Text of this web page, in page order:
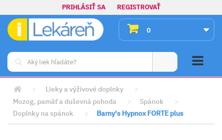
PRIHLÁSIŤ SA REGISTROVAŤ
0
> Lieky a výživové doplnky
>
Mozog, pamäť a duševná pohoda
> Spánok
>
Doplnky na spánok
> Barny's Hypnox FORTE plus